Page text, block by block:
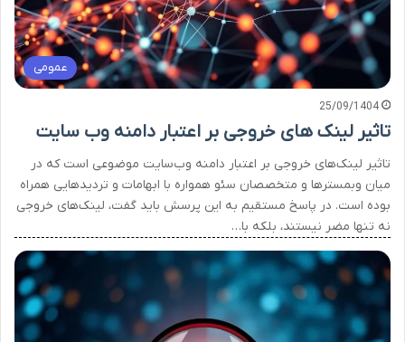
عمومی
25/09/1404
تاثیر لینک های خروجی بر اعتبار دامنه وب سایت
تاثیر لینک‌های خروجی بر اعتبار دامنه وب‌سایت موضوعی است که در
میان وبمسترها و متخصصان سئو همواره با ابهامات و تردیدهایی همراه
بوده است. در پاسخ مستقیم به این پرسش باید گفت، لینک‌های خروجی
نه تنها مضر نیستند، بلکه با…